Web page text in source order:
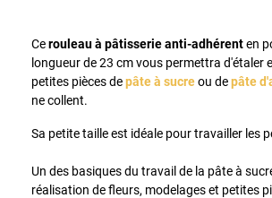
Cerouleau à pâtisserie anti-adhérenten
longueur de 23 cm vous permettra d'étaler
petites pièces depâte à sucreou depâte
ne collent.
Sa petite taille est idéale pour travailler les
Un des basiques du travail de la pâte à
réalisation de fleurs, modelages et petites